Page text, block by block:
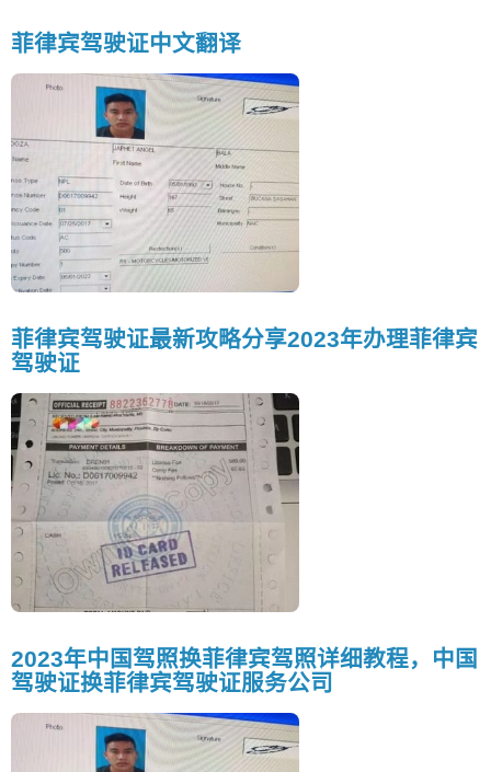
菲律宾驾驶证中文翻译
菲律宾驾驶证最新攻略分享2023年办理菲律宾
驾驶证
2023年中国驾照换菲律宾驾照详细教程，中国
驾驶证换菲律宾驾驶证服务公司